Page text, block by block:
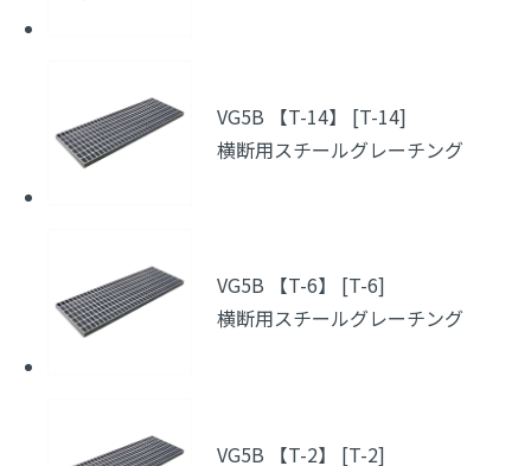
VG5B 【T-14】 [T-14]
横断用スチールグレーチング
VG5B 【T-6】 [T-6]
横断用スチールグレーチング
VG5B 【T-2】 [T-2]